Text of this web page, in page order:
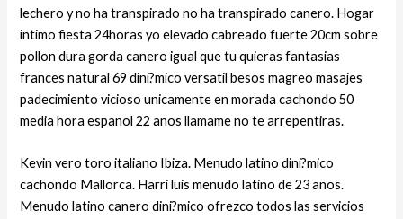
lechero y no ha transpirado no ha transpirado canero. Hogar
intimo fiesta 24horas yo elevado cabreado fuerte 20cm sobre
pollon dura gorda canero igual que tu quieras fantasias
frances natural 69 dini?mico versatil besos magreo masajes
padecimiento vicioso unicamente en morada cachondo 50
media hora espanol 22 anos llamame no te arrepentiras.
Kevin vero toro italiano Ibiza. Menudo latino dini?mico
cachondo Mallorca. Harri luis menudo latino de 23 anos.
Menudo latino canero dini?mico ofrezco todos las servicios